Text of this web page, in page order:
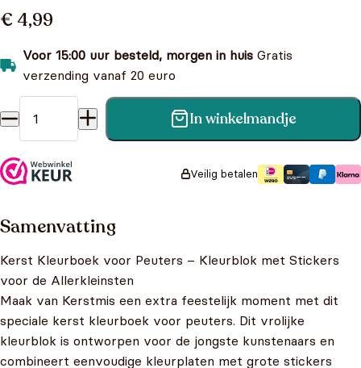
€ 4,99
Voor 15:00 uur besteld, morgen in huis Gratis
verzending vanaf 20 euro
Mijn allereerste kleurblok met stickers: Kerstmis aantal
In winkelmandje
Veilig betalen
Samenvatting
Kerst Kleurboek voor Peuters – Kleurblok met Stickers
voor de Allerkleinsten
Maak van Kerstmis een extra feestelijk moment met dit
speciale kerst kleurboek voor peuters. Dit vrolijke
kleurblok is ontworpen voor de jongste kunstenaars en
combineert eenvoudige kleurplaten met grote stickers